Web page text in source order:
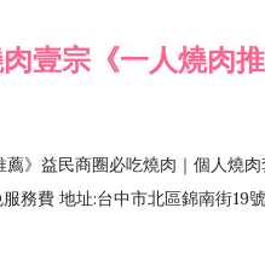
肉壹宗《一人燒肉
》益民商圈必吃燒肉｜個人燒
務費 地址:台中市北區錦南街19